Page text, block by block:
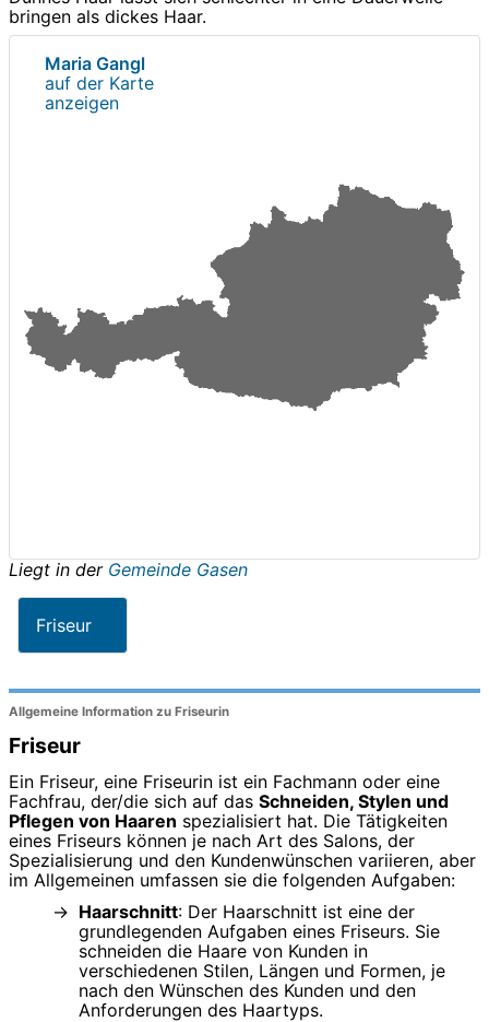
bringen als dickes Haar.
Maria Gangl
auf der Karte
anzeigen
Liegt in der Gemeinde Gasen
Friseur
Allgemeine Information zu Friseurin
Friseur
Ein Friseur, eine Friseurin ist ein Fachmann oder eine
Fachfrau, der/die sich auf das Schneiden, Stylen und
Pflegen von Haaren spezialisiert hat. Die Tätigkeiten
eines Friseurs können je nach Art des Salons, der
Spezialisierung und den Kundenwünschen variieren, aber
im Allgemeinen umfassen sie die folgenden Aufgaben:
Haarschnitt: Der Haarschnitt ist eine der
grundlegenden Aufgaben eines Friseurs. Sie
schneiden die Haare von Kunden in
verschiedenen Stilen, Längen und Formen, je
nach den Wünschen des Kunden und den
Anforderungen des Haartyps.